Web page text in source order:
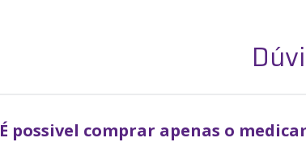
É possivel comprar apenas o